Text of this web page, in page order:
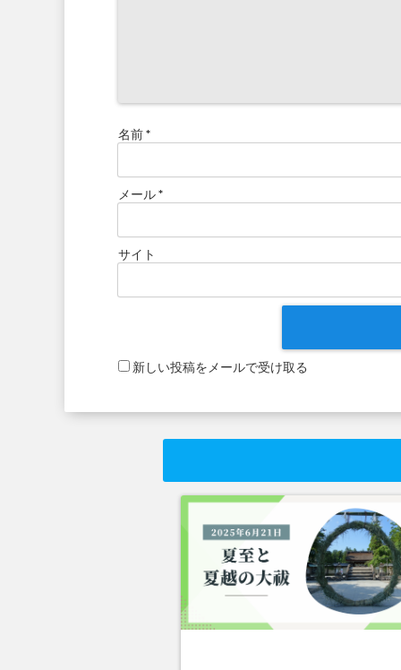
名前*
メール*
サイト
新しい投稿をメールで受け取る